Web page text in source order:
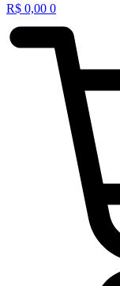
R$ 0,00 0